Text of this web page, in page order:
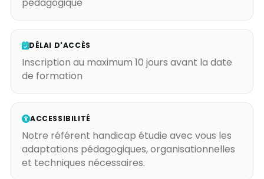
DÉLAI D'ACCÈS
Inscription au maximum 10 jours avant la date
de formation
ACCESSIBILITÉ
Notre référent handicap étudie avec vous les
adaptations pédagogiques, organisationnelles
et techniques nécessaires.